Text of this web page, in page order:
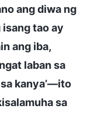
ang diwa ng
isang tao ay
ang iba,
laban sa
kanya’—ito
sa